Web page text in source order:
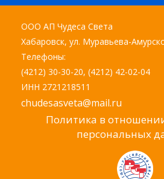
ООО АП Чудеса Света
Хабаровск, ул. Муравьева-
Телефоны:
(4212) 30-30-20, (4212) 42-02-04
ИНН 2721218511
chudesasveta@mail.ru
Политика в
персональных